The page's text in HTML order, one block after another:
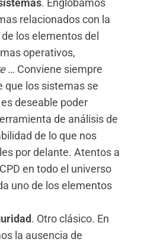
. Englobamos
relacionados con la
los elementos del
operativos,
… Conviene siempre
que los sistemas se
deseable poder
de análisis de
de lo que nos
por delante. Atentos a
en todo el universo
uno de los elementos
. Otro clásico. En
la ausencia de